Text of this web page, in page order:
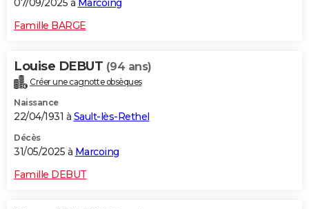
Famille BARGE
Louise DEBUT (94 ans)
Créer une cagnotte obsèques
Naissance
22/04/1931 à Sault-lès-Rethel
Décès
31/05/2025 à Marcoing
Famille DEBUT